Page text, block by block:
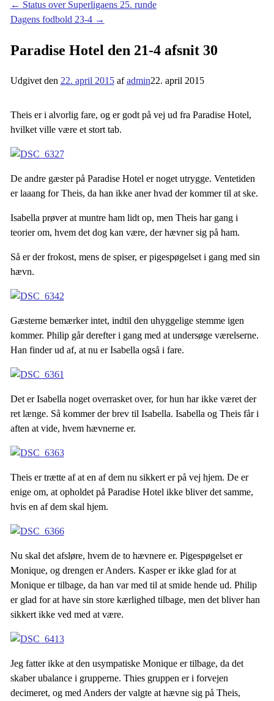
← Status over Superligaens 25. runde
Dagens fodbold 23-4 →
Paradise Hotel den 21-4 afsnit 30
Udgivet den 22. april 2015 afadmin22. april 2015
Theis er i alvorlig fare, og er godt på vej ud fra Paradise Hotel,
hvilket ville være et stort tab.
De andre gæster på Paradise Hotel er noget utrygge. Ventetiden
er laaang for Theis, da han ikke aner hvad der kommer til at ske.
Isabella prøver at muntre ham lidt op, men Theis har gang i
teorier om, hvem det dog kan være, der hævner sig på ham.
Så er der frokost, mens de spiser, er pigespøgelset i gang med sin
hævn.
Gæsterne bemærker intet, indtil den uhyggelige stemme igen
kommer. Philip går derefter i gang med at undersøge værelserne.
Han finder ud af, at nu er Isabella også i fare.
Det er Isabella noget overrasket over, for hun har ikke været der
ret længe. Så kommer der brev til Isabella. Isabella og Theis får i
aften at vide, hvem hævnerne er.
Theis er trætte af at en af dem nu sikkert er på vej hjem. De er
enige om, at opholdet på Paradise Hotel ikke bliver det samme,
hvis en af dem skal hjem.
Nu skal det afsløre, hvem de to hævnere er. Pigespøgelset er
Monique, og drengen er Anders. Kasper er ikke glad for at
Monique er tilbage, da han var med til at smide hende ud. Philip
er glad for at have sin store kærlighed tilbage, men det bliver han
sikkert ikke ved med at være.
Jeg fatter ikke at den usympatiske Monique er tilbage, da det
skaber ubalance i grupperne. Thies gruppen er i forvejen
decimeret, og med Anders der valgte at hævne sig på Theis,